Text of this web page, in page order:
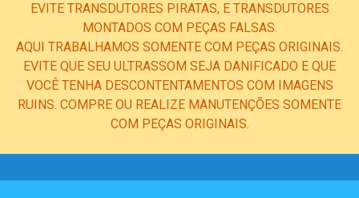
EVITE TRANSDUTORES PIRATAS, E TRANSDUTORES
MONTADOS COM PEÇAS FALSAS.
AQUI TRABALHAMOS SOMENTE COM PEÇAS ORIGINAIS.
EVITE QUE SEU ULTRASSOM SEJA DANIFICADO E QUE
VOCÊ TENHA DESCONTENTAMENTOS COM IMAGENS
RUINS. COMPRE OU REALIZE MANUTENÇÕES SOMENTE
COM PEÇAS ORIGINAIS.